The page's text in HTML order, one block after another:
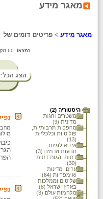
מאגר מידע
מאגר מידע > פריטים דומים של
נמצאו:
היסטוריה (2)
משטרים והגות
מדינית (9)
מהפכות תרבותיות,
פוליטיות וכלכליות
(13)
אידיאולוגיות,
תנועות וזרמים (3)
דתות והגות דתית
(30)
ערים, מדינות
ואימפריות (64)
שליטים וממלכות
בארץ-ישראל (8)
מלחמות עולם (3)